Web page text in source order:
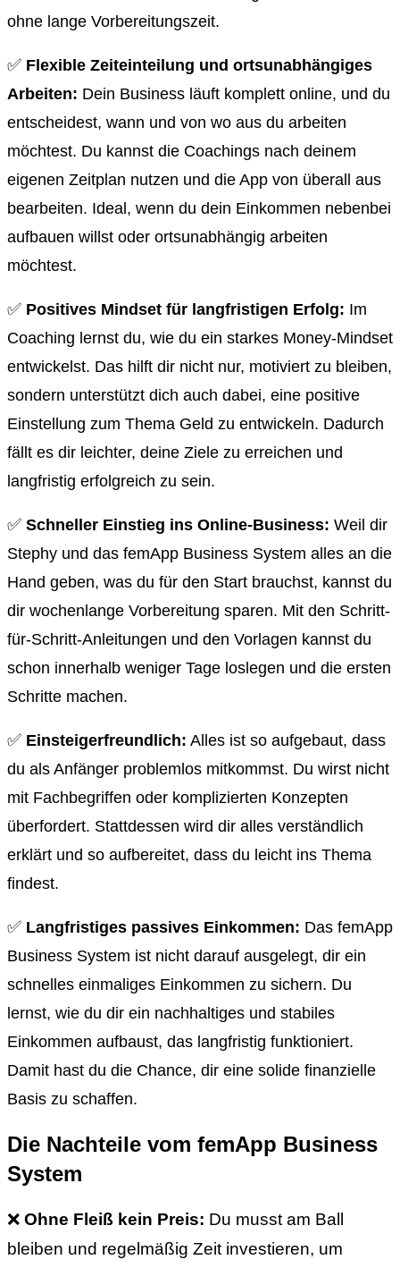
ohne lange Vorbereitungszeit.
✅ Flexible Zeiteinteilung und ortsunabhängiges
Arbeiten: Dein Business läuft komplett online, und du
entscheidest, wann und von wo aus du arbeiten
möchtest. Du kannst die Coachings nach deinem
eigenen Zeitplan nutzen und die App von überall aus
bearbeiten. Ideal, wenn du dein Einkommen nebenbei
aufbauen willst oder ortsunabhängig arbeiten
möchtest.
✅ Positives Mindset für langfristigen Erfolg: Im
Coaching lernst du, wie du ein starkes Money-Mindset
entwickelst. Das hilft dir nicht nur, motiviert zu bleiben,
sondern unterstützt dich auch dabei, eine positive
Einstellung zum Thema Geld zu entwickeln. Dadurch
fällt es dir leichter, deine Ziele zu erreichen und
langfristig erfolgreich zu sein.
✅ Schneller Einstieg ins Online-Business: Weil dir
Stephy und das femApp Business System alles an die
Hand geben, was du für den Start brauchst, kannst du
dir wochenlange Vorbereitung sparen. Mit den Schritt-
für-Schritt-Anleitungen und den Vorlagen kannst du
schon innerhalb weniger Tage loslegen und die ersten
Schritte machen.
✅ Einsteigerfreundlich: Alles ist so aufgebaut, dass
du als Anfänger problemlos mitkommst. Du wirst nicht
mit Fachbegriffen oder komplizierten Konzepten
überfordert. Stattdessen wird dir alles verständlich
erklärt und so aufbereitet, dass du leicht ins Thema
findest.
✅ Langfristiges passives Einkommen: Das femApp
Business System ist nicht darauf ausgelegt, dir ein
schnelles einmaliges Einkommen zu sichern. Du
lernst, wie du dir ein nachhaltiges und stabiles
Einkommen aufbaust, das langfristig funktioniert.
Damit hast du die Chance, dir eine solide finanzielle
Basis zu schaffen.
Die Nachteile vom femApp Business
System
❌ Ohne Fleiß kein Preis: Du musst am Ball
bleiben und regelmäßig Zeit investieren, um